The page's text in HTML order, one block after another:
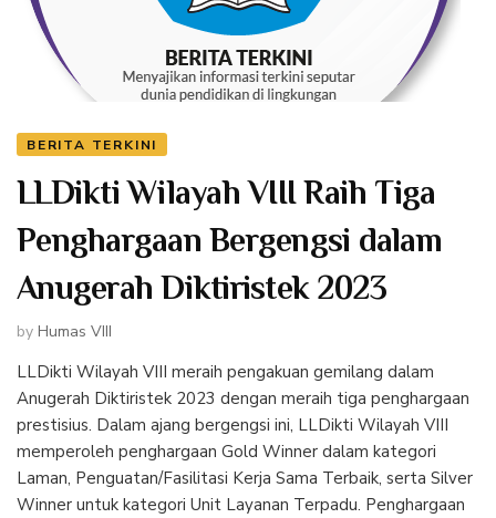
BERITA TERKINI
LLDikti Wilayah VIII Raih Tiga
Penghargaan Bergengsi dalam
Anugerah Diktiristek 2023
by Humas VIII
LLDikti Wilayah VIII meraih pengakuan gemilang dalam
Anugerah Diktiristek 2023 dengan meraih tiga penghargaan
prestisius. Dalam ajang bergengsi ini, LLDikti Wilayah VIII
memperoleh penghargaan Gold Winner dalam kategori
Laman, Penguatan/Fasilitasi Kerja Sama Terbaik, serta Silver
Winner untuk kategori Unit Layanan Terpadu. Penghargaan